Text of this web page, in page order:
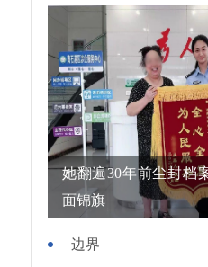
她翻遍30年前尘封档
面锦旗
边界